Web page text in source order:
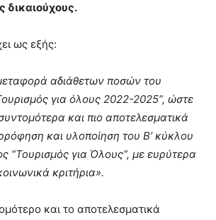
δικαιούχους.
ως εξής:
αδιάθετων ποσών του
για όλους 2022-2025”, ώστε
και πιο αποτελεσματικά
και υλοποίηση του Β’ κύκλου
“Τουρισμός για Όλους”, με ευρύτερα
κριτήρια».
και το αποτελεσματικά